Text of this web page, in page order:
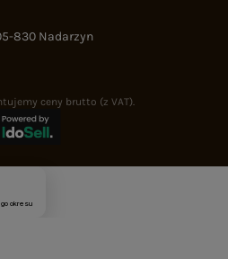
830 Nadarzyn
ceny brutto (z VAT).
okresu